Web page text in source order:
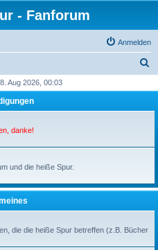
- Fanforum
Anmelden
h
Aug 2026, 00:03
danke!
und die heiße Spur.
die die heiße Spur betreffen (z.B. Bücher